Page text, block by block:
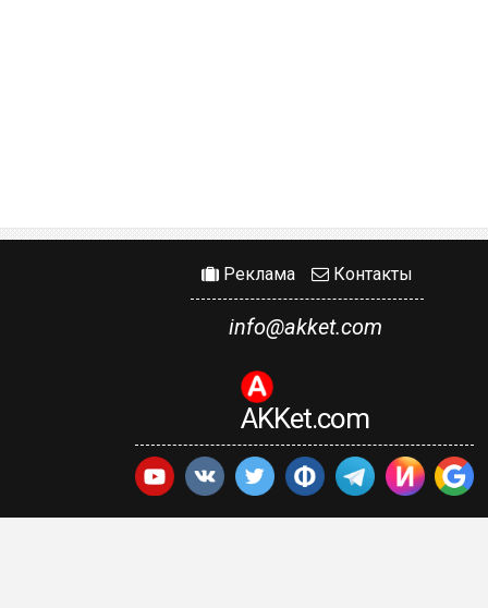
Реклама Контакты
info@akket.com
AKKet.com